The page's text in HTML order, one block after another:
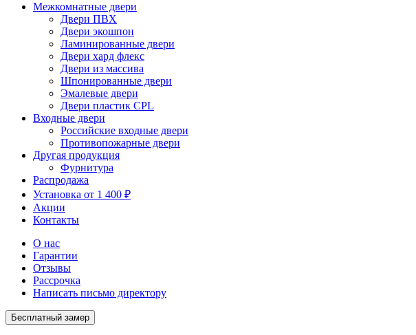
Межкомнатные двери
Двери ПВХ
Двери экошпон
Ламинированные двери
Двери хард флекс
Двери из массива
Шпонированные двери
Эмалевые двери
Двери пластик CPL
Входные двери
Российские входные двери
Противопожарные двери
Другая продукция
Фурнитура
Распродажа
Установка от 1 400 ₽
Акции
Контакты
О нас
Гарантии
Отзывы
Рассрочка
Написать письмо директору
Бесплатный замер